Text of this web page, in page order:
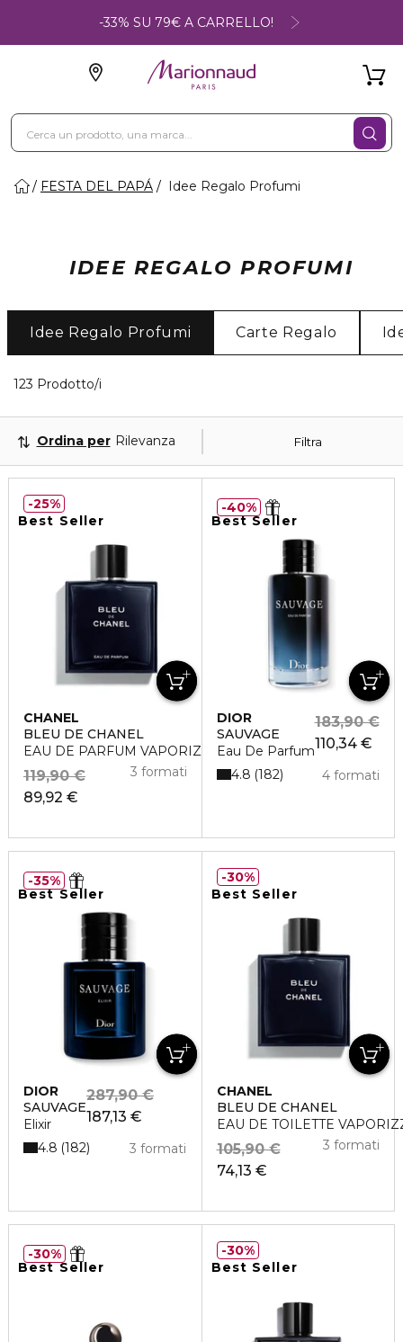
-33% SU 79€ A CARRELLO!
FESTA DEL PAPÁ Idee Regalo Profumi
IDEE REGALO PROFUMI
Idee Regalo Profumi Carte Regalo
123 Prodotto/i
Filtra
Ordina per Rilevanza
Best Seller
CHANEL
BLEU DE CHANEL
EAU DE PARFUM VAPORIZZATORE
89,92 €
119,90 € 3 formati
25%
Best Seller
DIOR
SAUVAGE
Eau De Parfum110,34 €
183,90 €
4 formati
4.8 182
40%
Best Seller
DIOR
SAUVAGE
Elixir
187,13 €
287,90 €
3 formati
4.8 182
35%
Best Seller
CHANEL
BLEU DE CHANEL
EAU DE TOILETTE
74,13 €
105,90 € 3 formati
30%
Best Seller
30%
Best Seller
30%